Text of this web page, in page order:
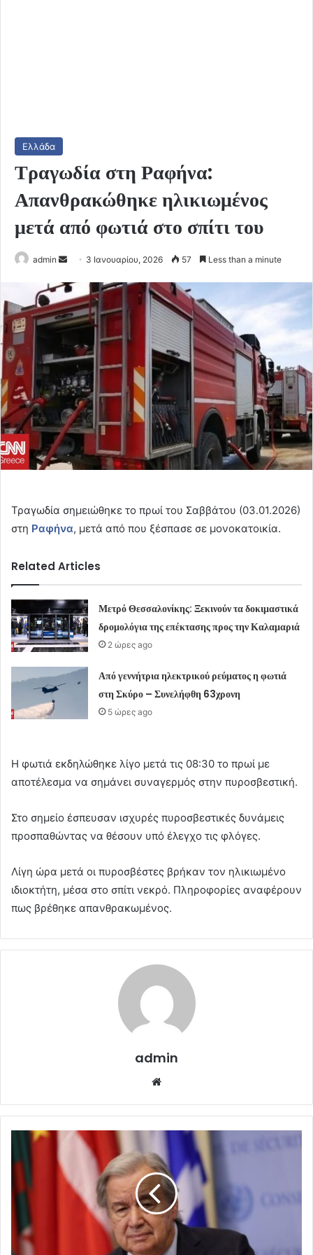
Ελλάδα
Τραγωδία στη Ραφήνα:
Απανθρακώθηκε ηλικιωμένος
μετά από φωτιά στο σπίτι του
admin
Send
email
3 Ιανουαρίου, 2026 57 Less than a minute
Τραγωδία σημειώθηκε το πρωί του Σαββάτου (03.01.2026)
στη Ραφήνα, μετά από που ξέσπασε σε μονοκατοικία.
Related Articles
Μετρό Θεσσαλονίκης: Ξεκινούν τα δοκιμαστικά
δρομολόγια της επέκτασης προς την Καλαμαριά
2 ώρες ago
Από γεννήτρια ηλεκτρικού ρεύματος η φωτιά
στη Σκύρο – Συνελήφθη 63χρονη
5 ώρες ago
Η φωτιά εκδηλώθηκε λίγο μετά τις 08:30 το πρωί με
αποτέλεσμα να σημάνει συναγερμός στην πυροσβεστική.
Στο σημείο έσπευσαν ισχυρές πυροσβεστικές δυνάμεις
προσπαθώντας να θέσουν υπό έλεγχο τις φλόγες.
Λίγη ώρα μετά οι πυροσβέστες βρήκαν τον ηλικιωμένο
ιδιοκτήτη, μέσα στο σπίτι νεκρό. Πληροφορίες αναφέρουν
πως βρέθηκε απανθρακωμένος.
admin